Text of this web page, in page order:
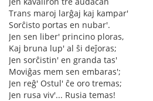
Trans maroj larĝaj kaj kampar'
Sorĉisto portas en nubar'.
Jen sen liber' princino ploras,
Kaj bruna lup' al ŝi deĵoras;
Jen sorĉistin' en granda tas'
Moviĝas mem sen embaras';
Jen reĝ' Ostul' ĉe oro tremas;
Jen rusa viv'... Rusia temas!